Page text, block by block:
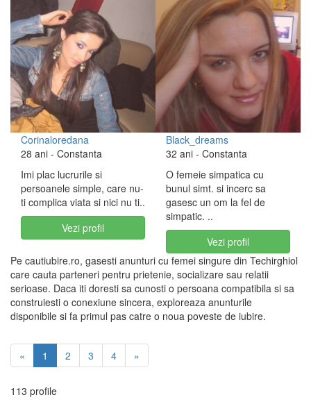
Corinaloredana
28 ani - Constanta
Imi plac lucrurile si
persoanele simple, care nu-
ti complica viata si nici nu ti..
Vezi profil
Black_dreams
32 ani - Constanta
O femeie simpatica cu
bunul simt. si incerc sa
gasesc un om la fel de
simpatic. ..
Vezi profil
Pe cautiubire.ro, gasesti anunturi cu femei singure din Techirghiol
care cauta parteneri pentru prietenie, socializare sau relatii
serioase. Daca iti doresti sa cunosti o persoana compatibila si sa
construiesti o conexiune sincera, exploreaza anunturile
disponibile si fa primul pas catre o noua poveste de iubire.
« 1 2 3 4 »
113 profile